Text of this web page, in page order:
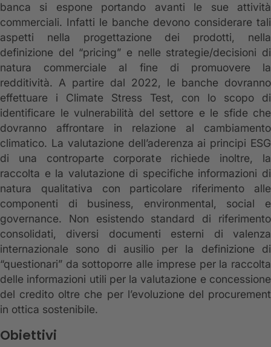
banca si espone portando avanti le sue attività
commerciali. Infatti le banche devono considerare tali
aspetti nella progettazione dei prodotti, nella
definizione del “pricing” e nelle strategie/decisioni di
natura commerciale al fine di promuovere la
redditività. A partire dal 2022, le banche dovranno
effettuare i Climate Stress Test, con lo scopo di
identificare le vulnerabilità del settore e le sfide che
dovranno affrontare in relazione al cambiamento
climatico. La valutazione dell’aderenza ai principi ESG
di una controparte corporate richiede inoltre, la
raccolta e la valutazione di specifiche informazioni di
natura qualitativa con particolare riferimento alle
componenti di business, environmental, social e
governance. Non esistendo standard di riferimento
consolidati, diversi documenti esterni di valenza
internazionale sono di ausilio per la definizione di
“questionari” da sottoporre alle imprese per la raccolta
delle informazioni utili per la valutazione e concessione
del credito oltre che per l’evoluzione del procurement
in ottica sostenibile.
Obiettivi